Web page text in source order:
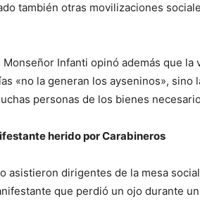
también otras movilizaciones
Monseñor Infanti opinó además que
«no la generan los ayseninos»,
personas de los bienes
herido por Carabineros
asistieron dirigentes de la mesa
que perdió un ojo durante